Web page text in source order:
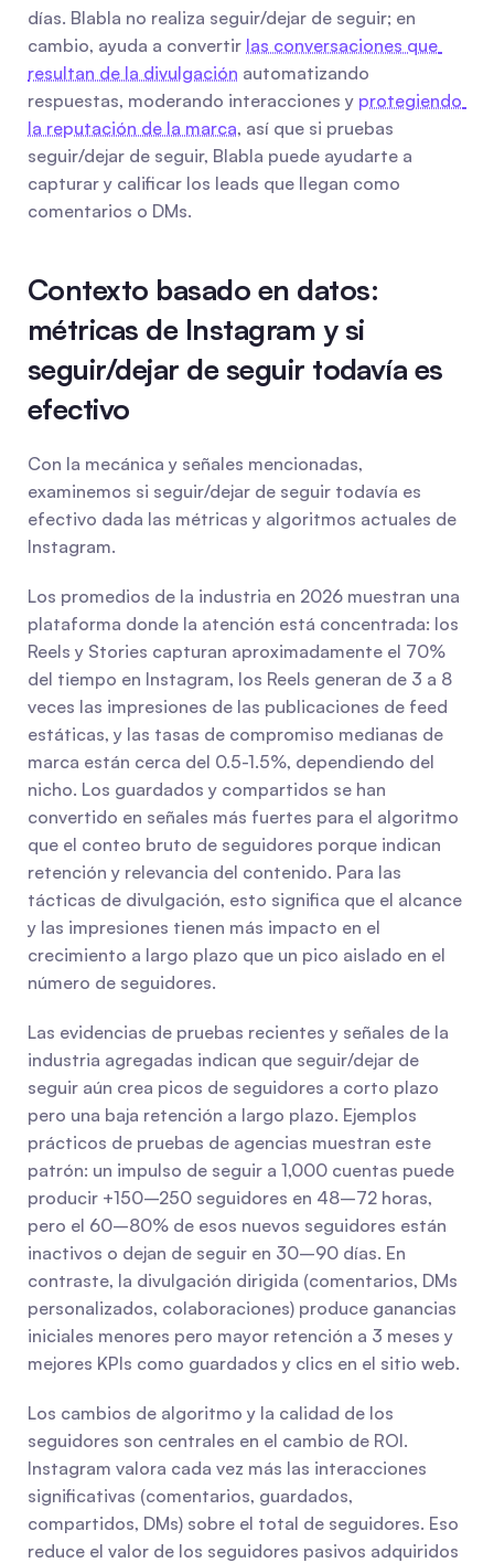
días. Blabla no realiza seguir/dejar de seguir; en
cambio, ayuda a convertir las conversaciones que
resultan de la divulgación automatizando
respuestas, moderando interacciones y protegiendo
la reputación de la marca, así que si pruebas
seguir/dejar de seguir, Blabla puede ayudarte a
capturar y calificar los leads que llegan como
comentarios o DMs.
Contexto basado en datos:
métricas de Instagram y si
seguir/dejar de seguir todavía es
efectivo
Con la mecánica y señales mencionadas,
examinemos si seguir/dejar de seguir todavía es
efectivo dada las métricas y algoritmos actuales de
Instagram.
Los promedios de la industria en 2026 muestran una
plataforma donde la atención está concentrada: los
Reels y Stories capturan aproximadamente el 70%
del tiempo en Instagram, los Reels generan de 3 a 8
veces las impresiones de las publicaciones de feed
estáticas, y las tasas de compromiso medianas de
marca están cerca del 0.5-1.5%, dependiendo del
nicho. Los guardados y compartidos se han
convertido en señales más fuertes para el algoritmo
que el conteo bruto de seguidores porque indican
retención y relevancia del contenido. Para las
tácticas de divulgación, esto significa que el alcance
y las impresiones tienen más impacto en el
crecimiento a largo plazo que un pico aislado en el
número de seguidores.
Las evidencias de pruebas recientes y señales de la
industria agregadas indican que seguir/dejar de
seguir aún crea picos de seguidores a corto plazo
pero una baja retención a largo plazo. Ejemplos
prácticos de pruebas de agencias muestran este
patrón: un impulso de seguir a 1,000 cuentas puede
producir +150–250 seguidores en 48–72 horas,
pero el 60–80% de esos nuevos seguidores están
inactivos o dejan de seguir en 30–90 días. En
contraste, la divulgación dirigida (comentarios, DMs
personalizados, colaboraciones) produce ganancias
iniciales menores pero mayor retención a 3 meses y
mejores KPIs como guardados y clics en el sitio web.
Los cambios de algoritmo y la calidad de los
seguidores son centrales en el cambio de ROI.
Instagram valora cada vez más las interacciones
significativas (comentarios, guardados,
compartidos, DMs) sobre el total de seguidores. Eso
reduce el valor de los seguidores pasivos adquiridos